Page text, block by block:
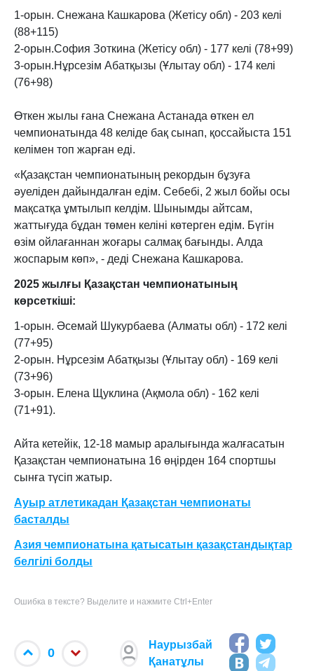
1-орын. Снежана Кашкарова (Жетісу обл) - 203 келі
(88+115)
2-орын.София Зоткина (Жетісу обл) - 177 келі (78+99)
3-орын.Нұрсезім Абатқызы (Ұлытау обл) - 174 келі
(76+98)
Өткен жылы ғана Снежана Астанада өткен ел
чемпионатында 48 келіде бақ сынап, қоссайыста 151
келімен топ жарған еді.
«Қазақстан чемпионатының рекордын бұзуға
әуеліден дайындалған едім. Себебі, 2 жыл бойы осы
мақсатқа ұмтылып келдім. Шынымды айтсам,
жаттығуда бұдан төмен келіні көтерген едім. Бүгін
өзім ойлағаннан жоғары салмақ бағынды. Алда
жоспарым көп», - деді Снежана Кашкарова.
2025 жылғы Қазақстан чемпионатының
көрсеткіші:
1-орын. Әсемай Шукурбаева (Алматы обл) - 172 келі
(77+95)
2-орын. Нұрсезім Абатқызы (Ұлытау обл) - 169 келі
(73+96)
3-орын. Елена Щуклина (Ақмола обл) - 162 келі
(71+91).
Айта кетейік, 12-18 мамыр аралығында жалғасатын
Қазақстан чемпионатына 16 өңірден 164 спортшы
сынға түсіп жатыр.
Ауыр атлетикадан Қазақстан чемпионаты
басталды
Азия чемпионатына қатысатын қазақстандықтар
белгілі болды
Ошибка в тексте? Выделите и нажмите Ctrl+Enter
0
Наурызбай
Қанатұлы